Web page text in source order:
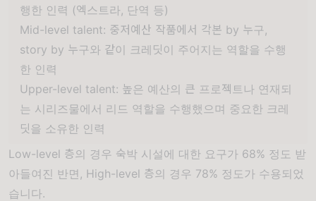
행한 인력 (엑스트라, 단역 등)
Mid-level talent: 중저예산 작품에서 각본 by 누구,
story by 누구와 같이 크레딧이 주어지는 역할을 수행
한 인력
Upper-level talent: 높은 예산의 큰 프로젝트나 연재되
는 시리즈물에서 리드 역할을 수행했으며 중요한 크레
딧을 소유한 인력
Low-level 층의 경우 숙박 시설에 대한 요구가 68% 정도 받
아들여진 반면, High-level 층의 경우 78% 정도가 수용되었
습니다.